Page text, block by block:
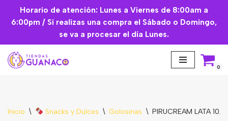
Saltar
contenido
Horario de atención: Lunes a Viernes de 8:00am a
6:00pm / Si realizas una compra el Sábado o Domingo,
se va a procesar el día Lunes.
0
Inicio \ Snacks y Dulces \ Golosinas \ PIRUCREAM LATA